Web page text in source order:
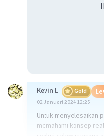
Kevin L Gold
02 Januari 2024 12:25
Untuk menyelesaikan
memahami konsep